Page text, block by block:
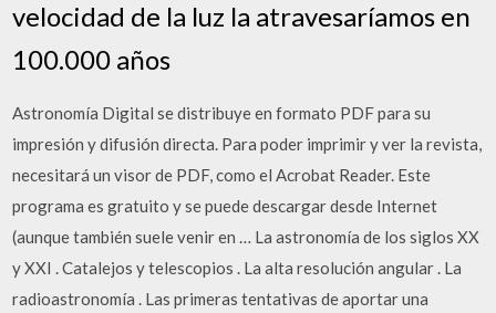
velocidad de la luz la atravesaríamos en
100.000 años
Astronomía Digital se distribuye en formato PDF para su
impresión y difusión directa. Para poder imprimir y ver la revista,
necesitará un visor de PDF, como el Acrobat Reader. Este
programa es gratuito y se puede descargar desde Internet
(aunque también suele venir en … La astronomía de los siglos XX
y XXI . Catalejos y telescopios . La alta resolución angular . La
radioastronomía . Las primeras tentativas de aportar una